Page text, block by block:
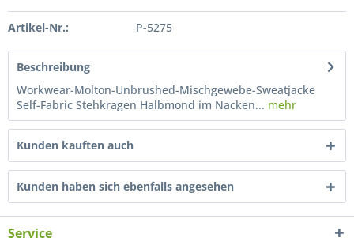
Artikel-Nr.: P-5275
Beschreibung
Workwear-Molton-Unbrushed-Mischgewebe-Sweatjacke
Self-Fabric Stehkragen Halbmond im Nacken... mehr
Kunden kauften auch
Kunden haben sich ebenfalls angesehen
Service